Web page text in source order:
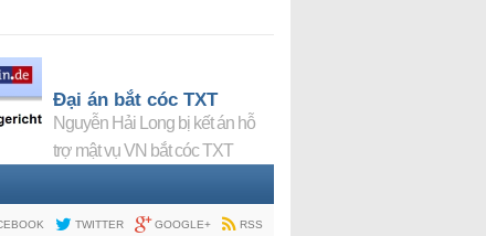
Đại án bắt cóc TXT
Nguyễn Hải Long bị kết án hỗ
trợ mật vụ VN bắt cóc TXT
TWITTER GOOGLE+ RSS